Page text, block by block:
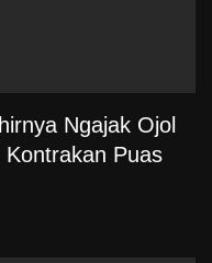
Ngajak Ojol
Puas